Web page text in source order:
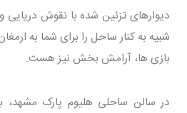
دیوارهای تزئین شده با نقوش دریایی
شبیه به کنار ساحل را برای شما به
بازی ها، آرامش بخش نیز هست.
در سالن ساحلی هلیوم پارک مشهد،